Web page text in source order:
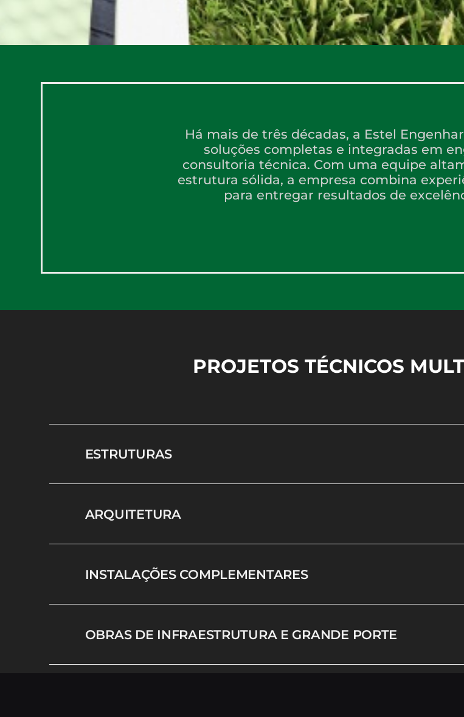
Há mais de três décadas, a Estel
soluções completas e integradas em
consultoria técnica. Com uma equipe
estrutura sólida, a empresa combina
para entregar resultados de
PROJETOS TÉCNICOS
ESTRUTURAS
ARQUITETURA
INSTALAÇÕES COMPLEMENTARES
OBRAS DE INFRAESTRUTURA E GRANDE PORTE